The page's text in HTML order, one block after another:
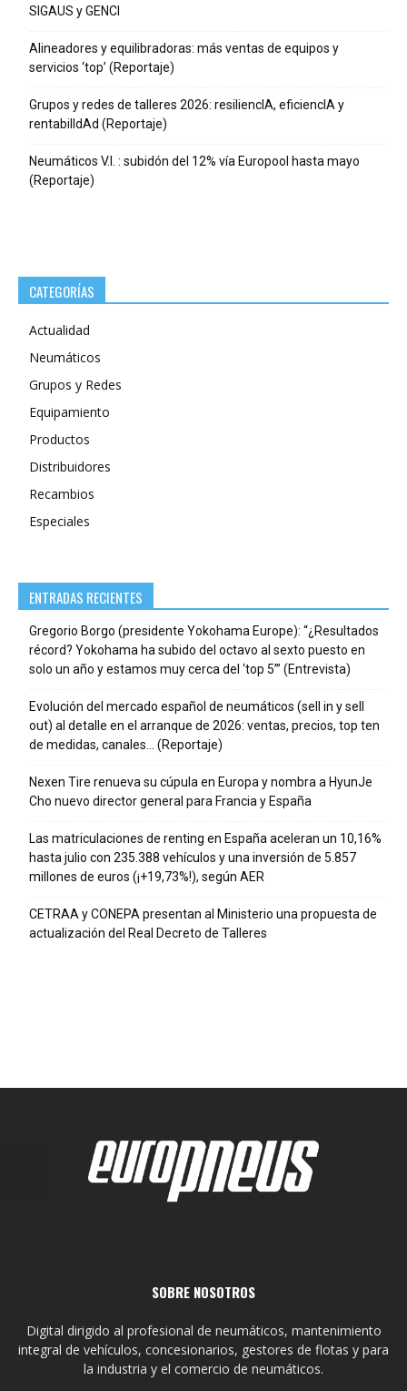
SIGAUS y GENCI
Alineadores y equilibradoras: más ventas de equipos y
servicios ‘top’ (Reportaje)
Grupos y redes de talleres 2026: resiliencIA, eficiencIA y
rentabilIdAd (Reportaje)
Neumáticos V.I. : subidón del 12% vía Europool hasta mayo
(Reportaje)
CATEGORÍAS
Actualidad
Neumáticos
Grupos y Redes
Equipamiento
Productos
Distribuidores
Recambios
Especiales
ENTRADAS RECIENTES
Gregorio Borgo (presidente Yokohama Europe): “¿Resultados
récord? Yokohama ha subido del octavo al sexto puesto en
solo un año y estamos muy cerca del ‘top 5’” (Entrevista)
Evolución del mercado español de neumáticos (sell in y sell
out) al detalle en el arranque de 2026: ventas, precios, top ten
de medidas, canales… (Reportaje)
Nexen Tire renueva su cúpula en Europa y nombra a HyunJe
Cho nuevo director general para Francia y España
Las matriculaciones de renting en España aceleran un 10,16%
hasta julio con 235.388 vehículos y una inversión de 5.857
millones de euros (¡+19,73%!), según AER
CETRAA y CONEPA presentan al Ministerio una propuesta de
actualización del Real Decreto de Talleres
SOBRE NOSOTROS
Digital dirigido al profesional de neumáticos, mantenimiento
integral de vehículos, concesionarios, gestores de flotas y para
la industria y el comercio de neumáticos.